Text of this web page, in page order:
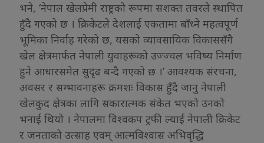
भने, ‘नेपाल खेलप्रेमी राष्ट्रको रूपमा सशक्त तवरले स्थापित
हुँदै गएको छ । क्रिकेटले देशलाई एकतामा बाँध्ने महत्वपूर्ण
भूमिका निर्वाह गरेको छ, यसको व्यावसायिक विकाससँगै
खेल क्षेत्रमार्फत नेपाली युवाहरूको उज्ज्वल भविष्य निर्माण
हुने आधारसमेत सुदृढ बन्दै गएको छ ।’ आवश्यक संरचना,
अवसर र सम्भावनाहरू क्रमशः विकास हुँदै जानु नेपाली
खेलकुद क्षेत्रका लागि सकारात्मक संकेत भएको उनको
भनाई थियो । नेपालमा विश्वकप ट्रफी ल्याई नेपाली क्रिकेट
र जनताको उत्साह एवम् आत्मविश्वास अभिवृद्धि